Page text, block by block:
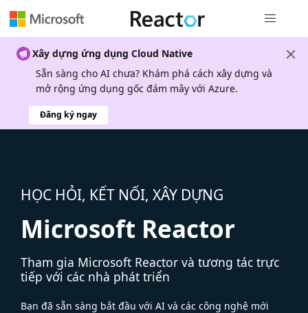
Xây dựng ứng dụng Cloud Native
Sẵn sàng cho AI chưa? Khám phá cách xây dựng và
mở rộng ứng dụng gốc đám mây với Azure.
Đăng ký ngay
HỌC HỎI, KẾT NỐI, XÂY DỰNG
Microsoft Reactor
Tham gia Microsoft Reactor và tương tác trực
tiếp với các nhà phát triển
Bạn đã sẵn sàng bắt đầu với AI và các công nghệ mới